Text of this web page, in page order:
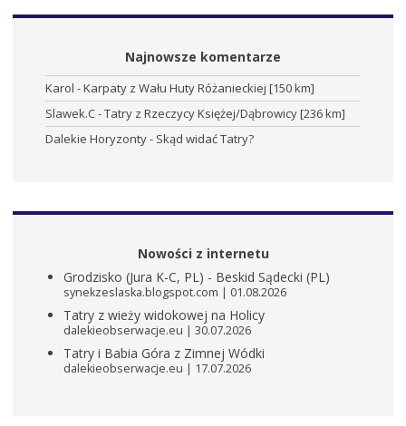
Najnowsze komentarze
Karol -Karpaty z Wału Huty Różanieckiej [150 km]
Slawek.C-Tatry z Rzeczycy Księżej/Dąbrowicy [236 km]
Dalekie Horyzonty- Skąd widać Tatry?
Nowości z internetu
Grodzisko (Jura K-C, PL) - Beskid Sądecki (PL)
synekzeslaska.blogspot.com 01.08.2026
Tatry z wieży widokowej na Holicy
dalekieobserwacje.eu 30.07.2026
Tatry i Babia Góra z Zimnej Wódki
dalekieobserwacje.eu 17.07.2026